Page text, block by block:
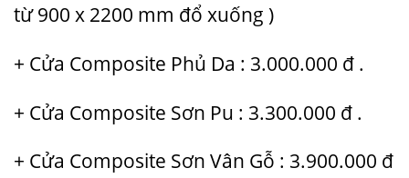
từ 900 x 2200 mm đổ xuống )
+ Cửa Composite Phủ Da : 3.000.000 đ .
+ Cửa Composite Sơn Pu : 3.300.000 đ .
+ Cửa Composite Sơn Vân Gỗ : 3.900.000 đ